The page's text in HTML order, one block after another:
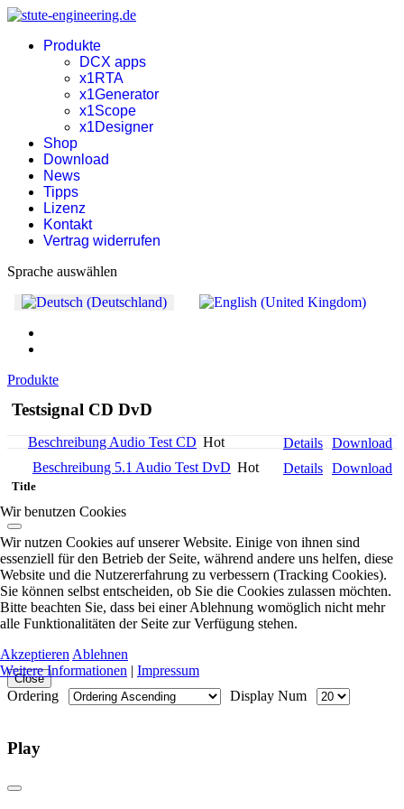
Produkte
DCX apps
x1RTA
x1Generator
x1Scope
x1Designer
Shop
Download
News
Tipps
Lizenz
Kontakt
Vertrag widerrufen
Sprache auswählen
Produkte
Testsignal CD DvD
Beschreibung Audio Test CD Hot Download
Details
Beschreibung 5.1 Audio Test DvD Hot Download
Details
Title
Close
Ordering Display Num
Play
Wir benutzen Cookies
Wir nutzen Cookies auf unserer Website. Einige von ihnen sind
essenziell für den Betrieb der Seite, während andere uns helfen, diese
Website und die Nutzererfahrung zu verbessern (Tracking Cookies).
Sie können selbst entscheiden, ob Sie die Cookies zulassen möchten.
Bitte beachten Sie, dass bei einer Ablehnung womöglich nicht mehr
alle Funktionalitäten der Seite zur Verfügung stehen.
Akzeptieren Ablehnen
Weitere Informationen | Impressum